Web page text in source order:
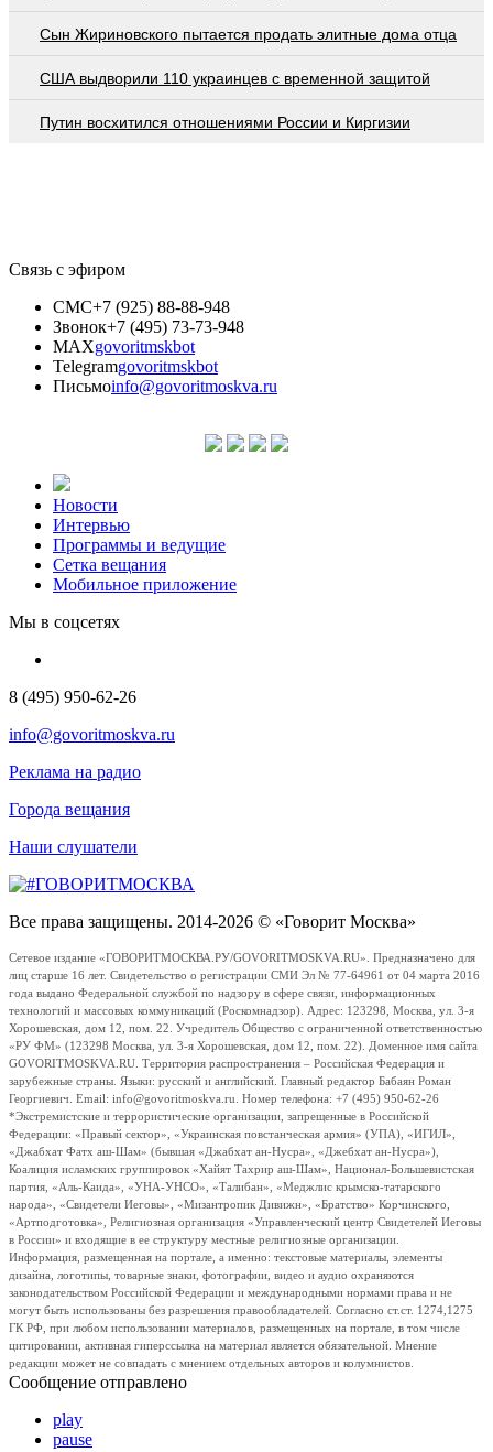
Сын Жириновского пытается продать элитные дома отца
США выдворили 110 украинцев с временной защитой
Путин восхитился отношениями России и Киргизии
Связь с эфиром
СМС+7 (925) 88-88-948
Звонок+7 (495) 73-73-948
MAXgovoritmskbot
Telegramgovoritmskbot
Письмоinfo@govoritmoskva.ru
Новости
Интервью
Программы и ведущие
Сетка вещания
Мобильное приложение
Мы в соцсетях
8 (495) 950-62-26
info@govoritmoskva.ru
Реклама на радио
Города вещания
Наши слушатели
Все права защищены. 2014-2026 © «Говорит Москва»
Сетевое издание «ГОВОРИТМОСКВА.РУ/GOVORITMOSKVA.RU». Предназначено для
лиц старше 16 лет. Свидетельство о регистрации СМИ Эл № 77-64961 от 04 марта 2016
года выдано Федеральной службой по надзору в сфере связи, информационных
технологий и массовых коммуникаций (Роскомнадзор). Адрес: 123298, Москва, ул. 3-я
Хорошевская, дом 12, пом. 22. Учредитель Общество с ограниченной ответственностью
«РУ ФМ» (123298 Москва, ул. 3-я Хорошевская, дом 12, пом. 22). Доменное имя сайта
GOVORITMOSKVA.RU. Территория распространения – Российская Федерация и
зарубежные страны. Языки: русский и английский. Главный редактор Бабаян Роман
Георгиевич. Email: info@govoritmoskva.ru. Номер телефона: +7 (495) 950-62-26
*Экстремистские и террористические организации, запрещенные в Российской
Федерации: «Правый сектор», «Украинская повстанческая армия» (УПА), «ИГИЛ»,
«Джабхат Фатх аш-Шам» (бывшая «Джабхат ан-Нусра», «Джебхат ан-Нусра»),
Коалиция исламских группировок «Хайят Тахрир аш-Шам», Национал-Большевистская
партия, «Аль-Каида», «УНА-УНСО», «Талибан», «Меджлис крымско-татарского
народа», «Свидетели Иеговы», «Мизантропик Дивижн», «Братство» Корчинского,
«Артподготовка», Религиозная организация «Управленческий центр Свидетелей Иеговы
в России» и входящие в ее структуру местные религиозные организации.
Информация, размещенная на портале, а именно: текстовые материалы, элементы
дизайна, логотипы, товарные знаки, фотографии, видео и аудио охраняются
законодательством Российской Федерации и международными нормами права и не
могут быть использованы без разрешения правообладателей. Согласно ст.ст. 1274,1275
ГК РФ, при любом использовании материалов, размещенных на портале, в том числе
цитировании, активная гиперссылка на материал является обязательной. Мнение
редакции может не совпадать с мнением отдельных авторов и колумнистов.
Сообщение отправлено
play
pause